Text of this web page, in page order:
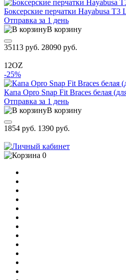
Боксерские перчатки Hayabusa T3
Отправка за 1 день
В корзину
35113 руб. 28090 руб.
12OZ
-25%
Капа Opro Snap Fit Braces белая
Отправка за 1 день
В корзину
1854 руб. 1390 руб.
0